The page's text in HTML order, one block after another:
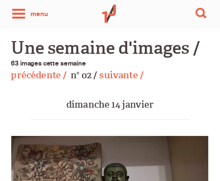
menu
photo
par
jour
Une semaine d'images /
63 images cette semaine
précédente / no 02 /suivante /
dimanche 14 janvier